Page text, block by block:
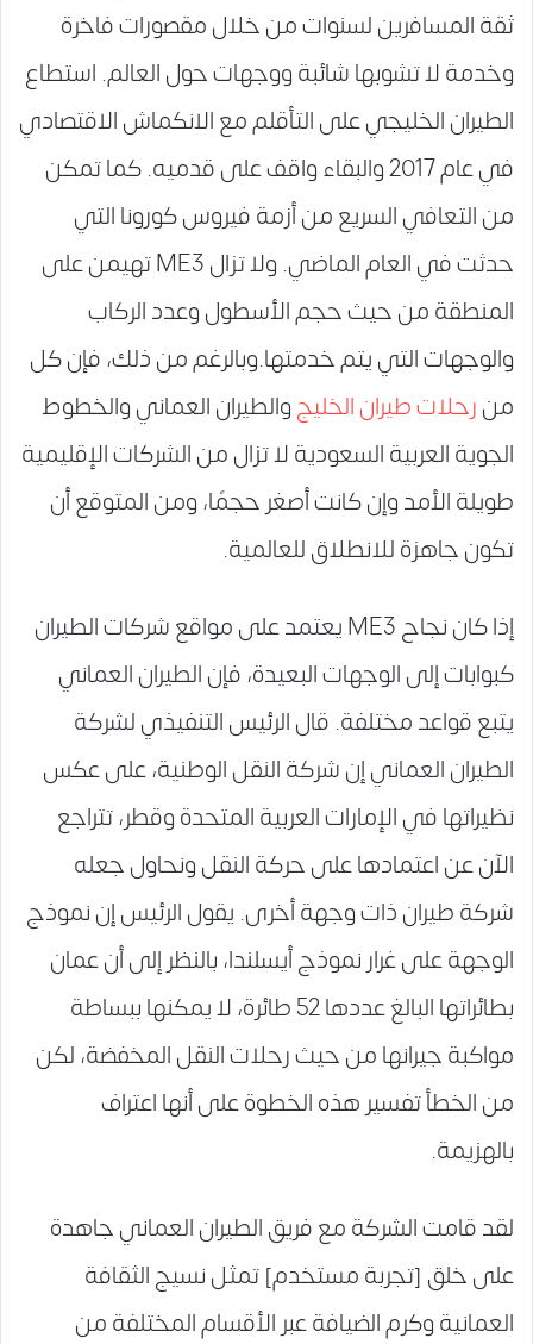
ثقة المسافرين لسنوات من خلال مقصورات فاخرة
وخدمة لا تشوبها شائبة ووجهات حول العالم. استطاع
الطيران الخليجي على التأقلم مع الانكماش الاقتصادي
في عام 2017 والبقاء واقف على قدميه. كما تمكن
من التعافي السريع من أزمة فيروس كورونا التي
حدثت في العام الماضي. ولا تزال ME3 تهيمن على
المنطقة من حيث حجم الأسطول وعدد الركاب
والوجهات التي يتم خدمتها.وبالرغم من ذلك، فإن كل
منرحلات طيران الخليجوالطيران العماني والخطوط
الجوية العربية السعودية لا تزال من الشركات الإقليمية
طويلة الأمد وإن كانت أصغر حجمًا، ومن المتوقع أن
تكون جاهزة للانطلاق للعالمية.
إذا كان نجاح ME3 يعتمد على مواقع شركات الطيران
كبوابات إلى الوجهات البعيدة، فإن الطيران العماني
يتبع قواعد مختلفة. قال الرئيس التنفيذي لشركة
الطيران العماني إن شركة النقل الوطنية، على عكس
نظيراتها في الإمارات العربية المتحدة وقطر، تتراجع
الآن عن اعتمادها على حركة النقل ونحاول جعله
شركة طيران ذات وجهة أخرى. يقول الرئيس إن نموذج
الوجهة على غرار نموذج أيسلندا، بالنظر إلى أن عمان
بطائراتها البالغ عددها 52 طائرة، لا يمكنها ببساطة
مواكبة جيرانها من حيث رحلات النقل المخفضة، لكن
من الخطأ تفسير هذه الخطوة على أنها اعتراف
بالهزيمة.
لقد قامت الشركة مع فريق الطيران العماني جاهدة
على خلق [تجربة مستخدم] تمثل نسيج الثقافة
العمانية وكرم الضيافة عبر الأقسام المختلفة من